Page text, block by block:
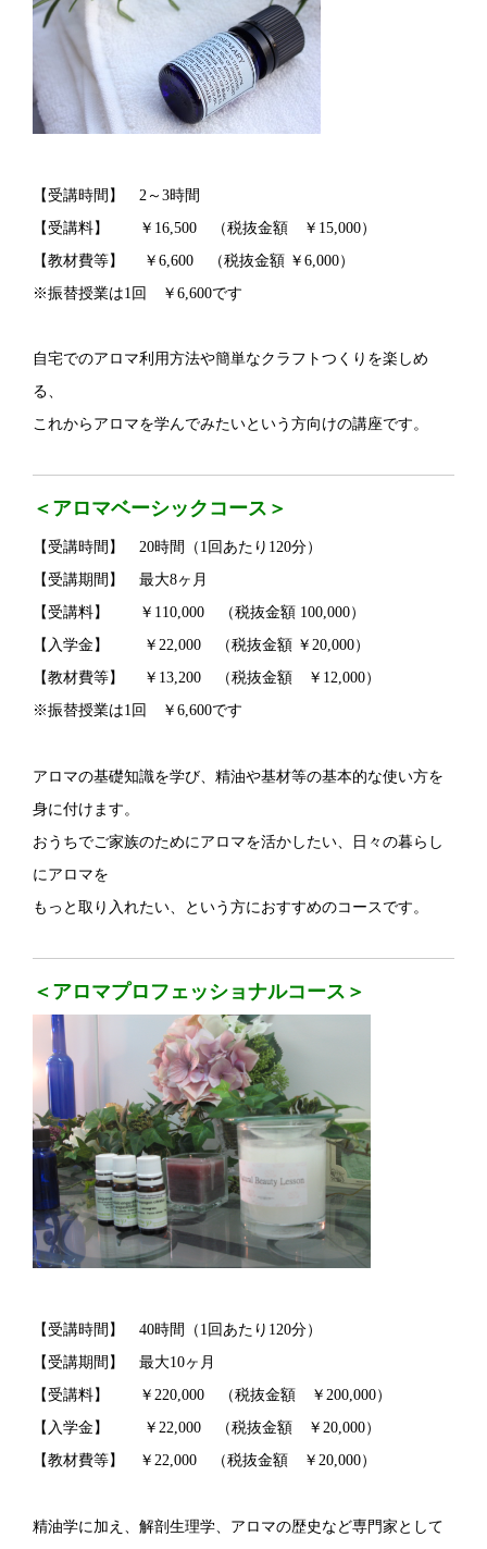
【受講時間】 2～3時間
【受講料】 ￥16,500 （税抜金額 ￥15,000）
【教材費等】 ￥6,600 （税抜金額 ￥6,000）
※振替授業は1回 ￥6,600です
自宅でのアロマ利用方法や簡単なクラフトつくりを楽しめ
る、
これからアロマを学んでみたいという方向けの講座です。
＜アロマベーシックコース＞
【受講時間】 20時間（1回あたり120分）
【受講期間】 最大8ヶ月
【受講料】 ￥110,000 （税抜金額 100,000）
【入学金】 ￥22,000 （税抜金額 ￥20,000）
【教材費等】 ￥13,200 （税抜金額 ￥12,000）
※振替授業は1回 ￥6,600です
アロマの基礎知識を学び、精油や基材等の基本的な使い方を
身に付けます。
おうちでご家族のためにアロマを活かしたい、日々の暮らし
にアロマを
もっと取り入れたい、という方におすすめのコースです。
＜アロマプロフェッショナルコース＞
【受講時間】 40時間（1回あたり120分）
【受講期間】 最大10ヶ月
【受講料】 ￥220,000 （税抜金額 ￥200,000）
【入学金】 ￥22,000 （税抜金額 ￥20,000）
【教材費等】 ￥22,000 （税抜金額 ￥20,000）
精油学に加え、解剖生理学、アロマの歴史など専門家として